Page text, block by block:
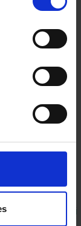
Eigen foto’s